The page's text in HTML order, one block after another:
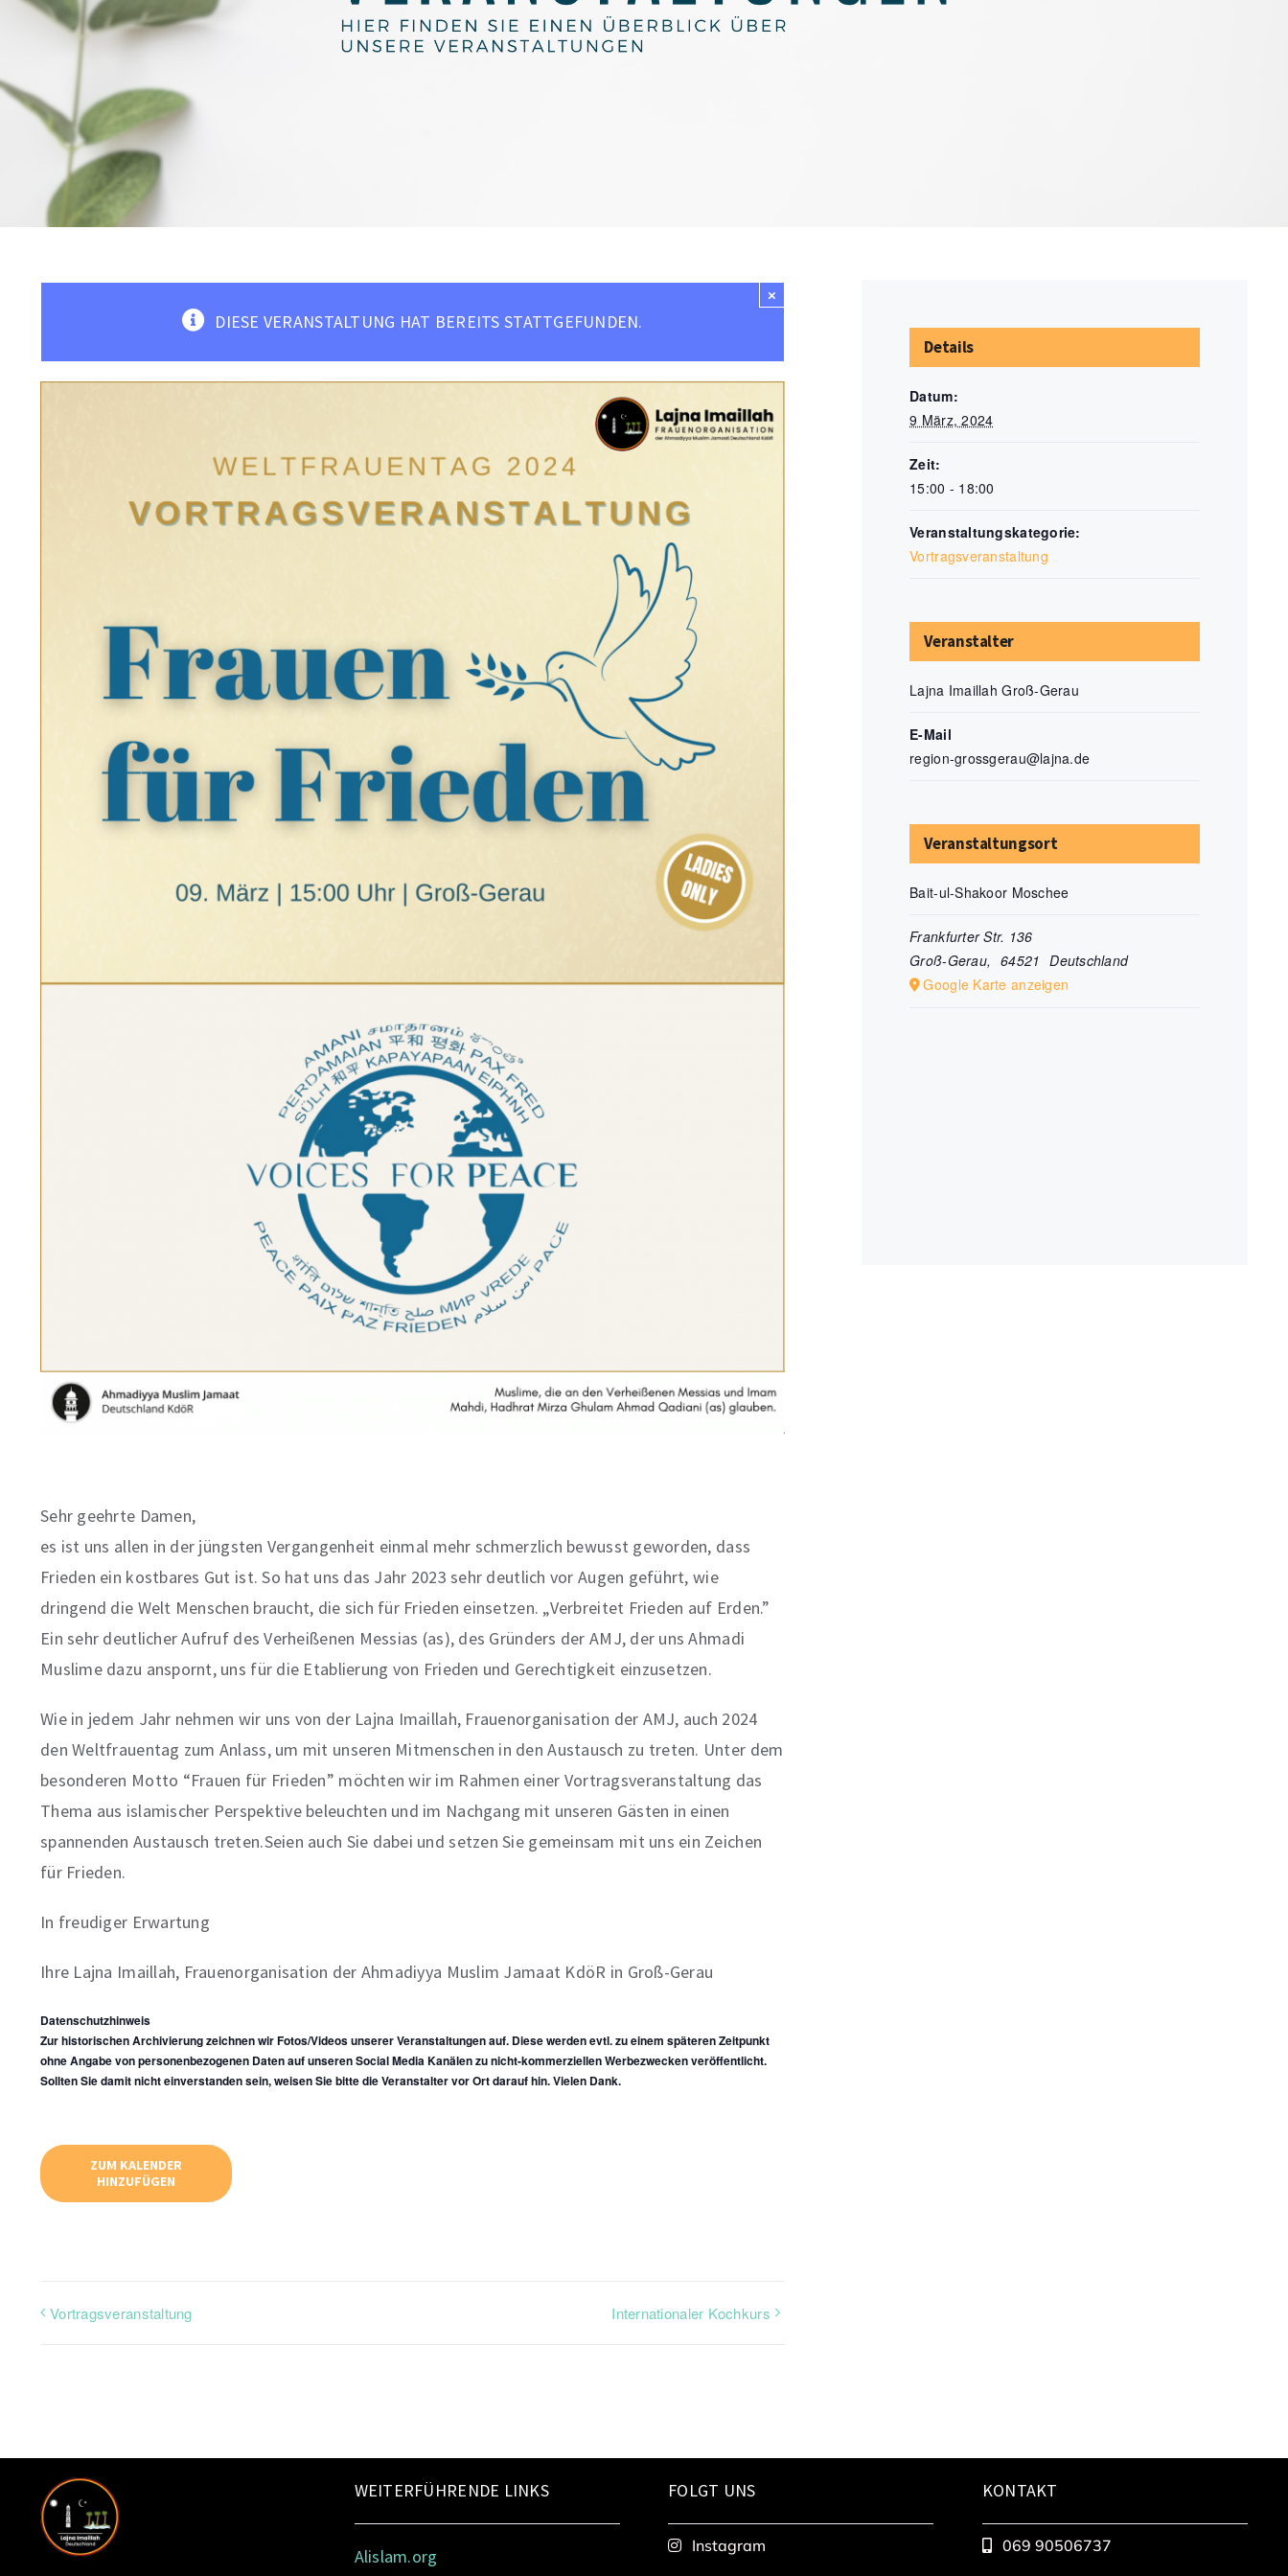
DIESE VERANSTALTUNG HAT BEREITS STATTGEFUNDEN.
×
Sehr geehrte Damen,
es ist uns allen in der jüngsten Vergangenheit einmal mehr schmerzlich bewusst geworden, dass
Frieden ein kostbares Gut ist. So hat uns das Jahr 2023 sehr deutlich vor Augen geführt, wie
dringend die Welt Menschen braucht, die sich für Frieden einsetzen. „Verbreitet Frieden auf Erden.”
Ein sehr deutlicher Aufruf des Verheißenen Messias (as), des Gründers der AMJ, der uns Ahmadi
Muslime dazu anspornt, uns für die Etablierung von Frieden und Gerechtigkeit einzusetzen.
Wie in jedem Jahr nehmen wir uns von der Lajna Imaillah, Frauenorganisation der AMJ, auch 2024
den Weltfrauentag zum Anlass, um mit unseren Mitmenschen in den Austausch zu treten. Unter dem
besonderen Motto “Frauen für Frieden” möchten wir im Rahmen einer Vortragsveranstaltung das
Thema aus islamischer Perspektive beleuchten und im Nachgang mit unseren Gästen in einen
spannenden Austausch treten.Seien auch Sie dabei und setzen Sie gemeinsam mit uns ein Zeichen
für Frieden.
In freudiger Erwartung
Ihre Lajna Imaillah, Frauenorganisation der Ahmadiyya Muslim Jamaat KdöR in Groß-Gerau
Datenschutzhinweis
Zur historischen Archivierung zeichnen wir Fotos/Videos unserer Veranstaltungen auf. Diese werden evtl. zu einem späteren Zeitpunkt
ohne Angabe von personenbezogenen Daten auf unseren Social Media Kanälen zu nicht-kommerziellen Werbezwecken veröffentlicht.
Sollten Sie damit nicht einverstanden sein, weisen Sie bitte die Veranstalter vor Ort darauf hin. Vielen Dank.
ZUM KALENDER
HINZUFÜGEN
Vortragsveranstaltung Internationaler Kochkurs
Details
Datum:
9 März, 2024
Zeit:
15:00 - 18:00
Veranstaltungskategorie:
Vortragsveranstaltung
Veranstalter
Lajna Imaillah Groß-Gerau
E-Mail
region-grossgerau@lajna.de
Veranstaltungsort
Bait-ul-Shakoor Moschee
Frankfurter Str. 136
Groß-Gerau, 64521 Deutschland
Google Karte anzeigen
WEITERFÜHRENDE LINKS
Alislam.org
FOLGT UNS
Instagram
KONTAKT
069 90506737